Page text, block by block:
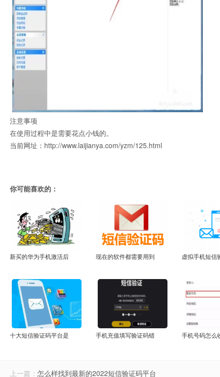
注意事项
在使用过程中是需要花点小钱的。
当前网址：http://www.laijianya.com/yzm/125.html
你可能喜欢的：
新买的华为手机激活后 现在的软件都需要用到 虚拟手机短信
十大短信验证码平台是 手机充值填写验证码错 手机号码怎么
上一篇： 怎么样找到最新的2022短信验证码平台